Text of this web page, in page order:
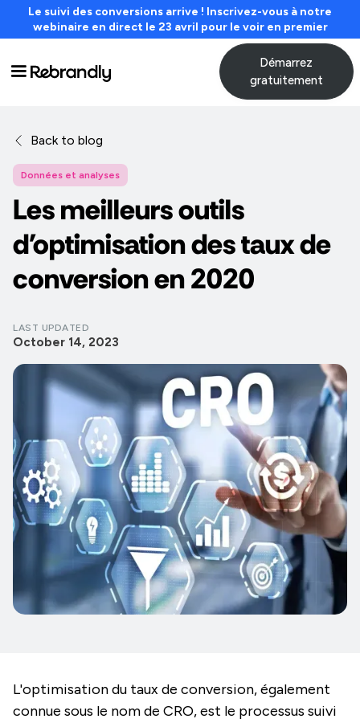
Le suivi des conversions arrive ! Inscrivez-vous à notre
webinaire en direct le 23 avril pour le voir en premier
Démarrez
gratuitement
Back to blog
Données et analyses
Les meilleurs outils
d'optimisation des taux de
conversion en 2020
LAST UPDATED
October 14, 2023
L'optimisation du taux de conversion, également
connue sous le nom de CRO, est le processus suivi